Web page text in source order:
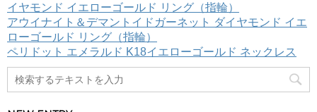
イヤモンド イエローゴールド リング（指輪）
アウイナイト＆デマントイドガーネット ダイヤモンド イエ
ローゴールド リング（指輪）
ペリドット エメラルド K18イエローゴールド ネックレス